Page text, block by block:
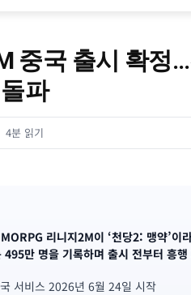
중국 출시 확정
파
4분 읽기
리니지2M이 ‘천당2: 맹약’
495만 명을 기록하며 출시 전부터 흥
서비스 2026년 6월 24일 시작